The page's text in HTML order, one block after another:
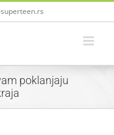
poklanjaju